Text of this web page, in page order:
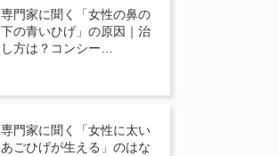
専門家に聞く「女性の鼻の
下の青いひげ」の原因｜治
し方は？コンシー…
専門家に聞く「女性に太い
あごひげが生える」のはな